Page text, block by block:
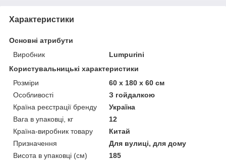
Характеристики
Основні атрибути
Виробник
Lumpurini
Користувальницькі характеристики
Розміри
60 x 180 x 60 см
Особливості
З гойдалкою
Країна реєстрації бренду
Україна
Вага в упаковці, кг
12
Країна-виробник товару
Китай
Призначення
Для вулиці, для дому
Висота в упаковці (см)
185